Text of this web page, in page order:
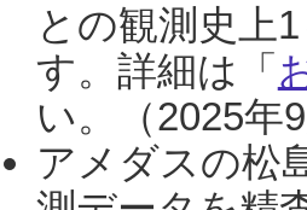
との観測史上
す。詳細は「
い。（2025年9
アメダスの松